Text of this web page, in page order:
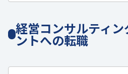
経営コンサルティ
ントへの転職